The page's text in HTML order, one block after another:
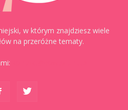
w którym znajdziesz wiele
na przeróżne tematy.